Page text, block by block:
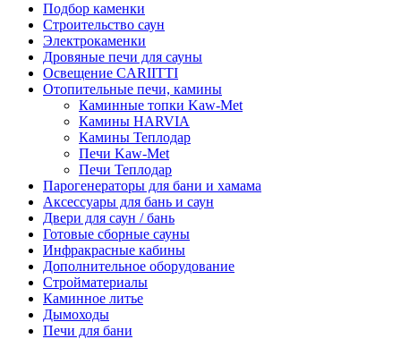
Подбор каменки
Строительство саун
Электрокаменки
Дровяные печи для сауны
Освещение CARIITTI
Отопительные печи, камины
Каминные топки Kaw-Met
Камины HARVIA
Камины Теплодар
Печи Kaw-Met
Печи Теплодар
Парогенераторы для бани и хамама
Аксессуары для бань и саун
Двери для саун / бань
Готовые сборные сауны
Инфракрасные кабины
Дополнительное оборудование
Стройматериалы
Каминное литье
Дымоходы
Печи для бани